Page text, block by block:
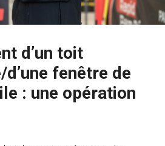
d’un toit
fenêtre de
: une opération